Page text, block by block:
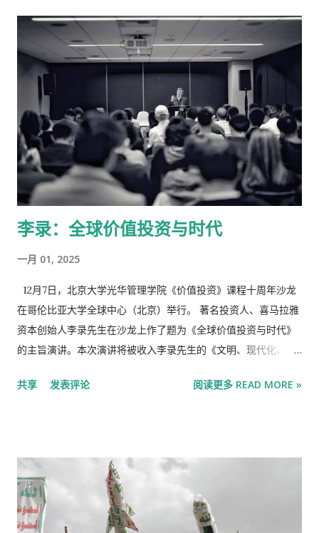
券的收益率，以弥补未来几年的通胀风险。两年期国债收益率的
下降以及30年期国债收益率的上升，使得美联储会议后 收益率曲
线出现了 自上世纪90年代中期以来最显著的陡峭化之一。 “这种
陡峭化表明沃什的‘政策策略缺乏可信度’，” Highline Asset
Management 固定收益董事总经理兼 FedWatch Advisors 创始
人 Ben Emons表示。 埃蒙斯表示：“鹰派立场而不采取行动，是
让市场自行判断并促使市场收紧美联储政策的一种便捷方式。”但
他指出，“一旦通胀加速，市场再次认为美联储反应迟缓，这种做
法可能会适得其反。” 周四，美国国债跌幅扩大，30年期国债收
益率一度上涨4个基点至5.24%。基准10年期国债收益率上涨3个
基点至4.70%，距离2025年1月以来的最高水平仍有一定距离。德
个基点。 美联储决定将基准利率维持在 3.5% 至 3.75% 不变，该
利率自去年 12 月美联储公布的 《联邦基金目标利率历史》（表
格）以来 一直保持不变。而就在两个多月前， 唐纳德·特朗普 总
统 提拔沃什 领导美联储。 特朗普淡化通胀问题，并多次抨击沃
什的前任 杰罗姆·鲍威尔 没有大幅降息。这加剧了人们对美联储
关键所在。 彭博策略师表示： “美联储抑制通胀的信誉或许正受
去——考虑到欧洲央行已经加息，而且面临的通胀问题远没有美
联储那么严重，欧洲的情况或许并...
李录：全球价值投资与时代
一月 01, 2025
12月7日，北京大学光华管理学院《价值投资》课程十周年沙龙
在哥伦比亚大学全球中心（北京）举行。 著名投资人、喜马拉雅
资本创始人李录先生在沙龙上作了题为《全球价值投资与时代》
的主旨演讲。本次演讲将被收入李录先生的《文明、现代化、价
院 ，作者：李录， 李录谈全球价值投资，强调经济与时代的关
这门课程得以实现的老师、同行和参加这门课程的同学！今年姜
老师来美国访问时，我们聊到，这门课开设十年来，在学界和业
界都产生了一定影响，今年申请线上听课的人数已经超过了1000
人。 十年前，我们决定与北大合作，支持开设这门课，主要是源
共享 发表评论 阅读更多 READ MORE »